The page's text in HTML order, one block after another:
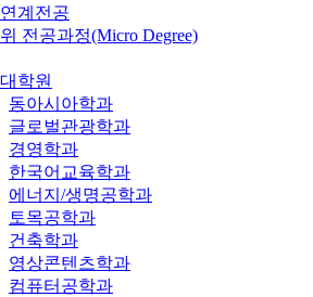
계전공
전공과정(Micro Degree)
학원
동아시아학과
글로벌관광학과
경영학과
한국어교육학과
에너지/생명공학과
토목공학과
건축학과
영상콘텐츠학과
컴퓨터공학과